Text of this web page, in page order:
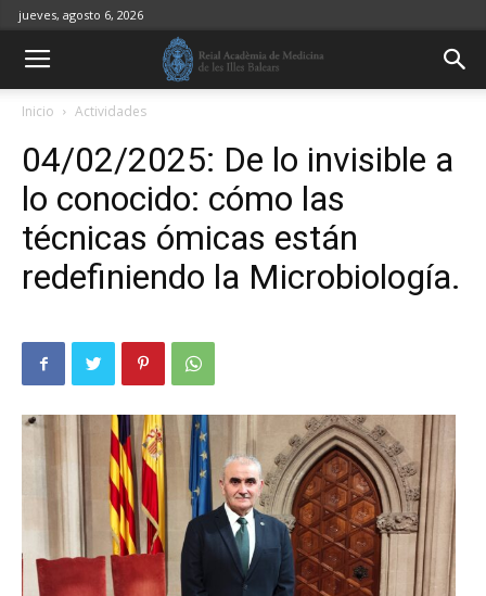
jueves, agosto 6, 2026
Inicio Actividades
04/02/2025: De lo invisible a
lo conocido: cómo las
técnicas ómicas están
redefiniendo la Microbiología.